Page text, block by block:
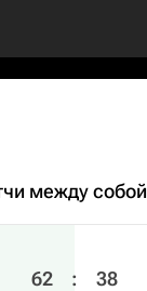
между собой
62 : 38